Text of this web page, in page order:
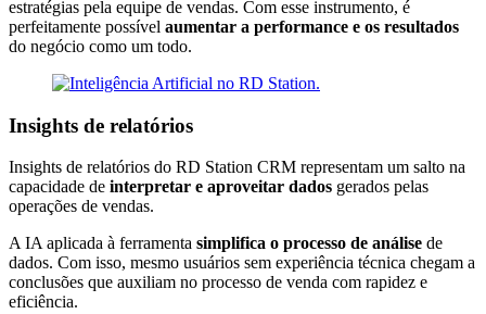
estratégias pela equipe de vendas. Com esse instrumento, é
perfeitamente possível aumentar a performance e os resultados
do negócio como um todo.
Insights de relatórios
Insights de relatórios do RD Station CRM representam um salto na
capacidade de interpretar e aproveitar dados gerados pelas
operações de vendas.
A IA aplicada à ferramenta simplifica o processo de análise de
dados. Com isso, mesmo usuários sem experiência técnica chegam a
conclusões que auxiliam no processo de venda com rapidez e
eficiência.